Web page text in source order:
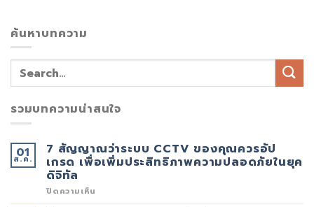
ค้นหาบทความ
รวมบทความน่าสนใจ
01
ส.ค.
7 สัญญาณว่าระบบ CCTV ของคุณควรอัป
เกรด เพื่อเพิ่มประสิทธิภาพความปลอดภัยในยุค
ดิจิทัล
ปิดความเห็น